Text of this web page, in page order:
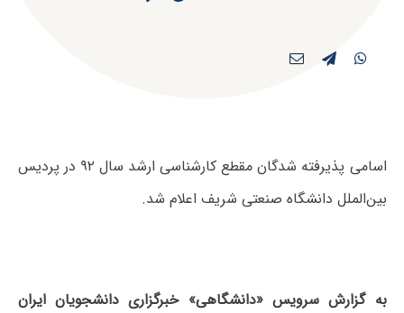
اسامی پذیرفته شدگان مقطع کارشناسی ارشد سال ۹۲ در پردیس
بین‌الملل دانشگاه صنعتی شریف اعلام شد.
به گزارش سرویس «دانشگاهی» خبرگزاری دانشجویان ایران